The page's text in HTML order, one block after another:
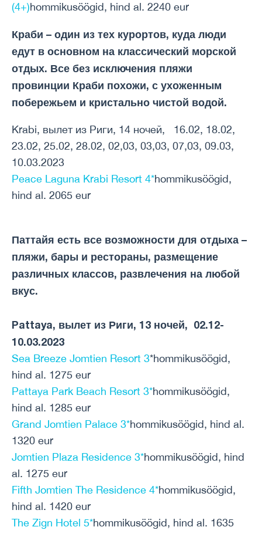
(4+)hommikusöögid, hind al. 2240 eur
Краби – один из тех курортов, куда люди
едут в основном на классический морской
отдых. Все без исключения пляжи
провинции Краби похожи, с ухоженным
побережьем и кристально чистой водой.
Krabi, вылет из Риги, 14 ночей, 16.02, 18.02,
23.02, 25.02, 28.02, 02,03, 03,03, 07,03, 09.03,
10.03.2023
Peace Laguna Krabi Resort 4*hommikusöögid,
hind al. 2065 eur
Паттайя есть все возможности для отдыха –
пляжи, бары и рестораны, размещение
различных классов, развлечения на любой
вкус.
Pattaya, вылет из Риги, 13 ночей, 02.12-
10.03.2023
Sea Breeze Jomtien Resort 3*hommikusöögid,
hind al. 1275 eur
Pattaya Park Beach Resort 3*hommikusöögid,
hind al. 1285 eur
Grand Jomtien Palace 3*hommikusöögid, hind al.
1320 eur
Jomtien Plaza Residence 3*hommikusöögid, hind
al. 1275 eur
Fifth Jomtien The Residence 4*hommikusöögid,
hind al. 1420 eur
The Zign Hotel 5*hommikusöögid, hind al. 1635